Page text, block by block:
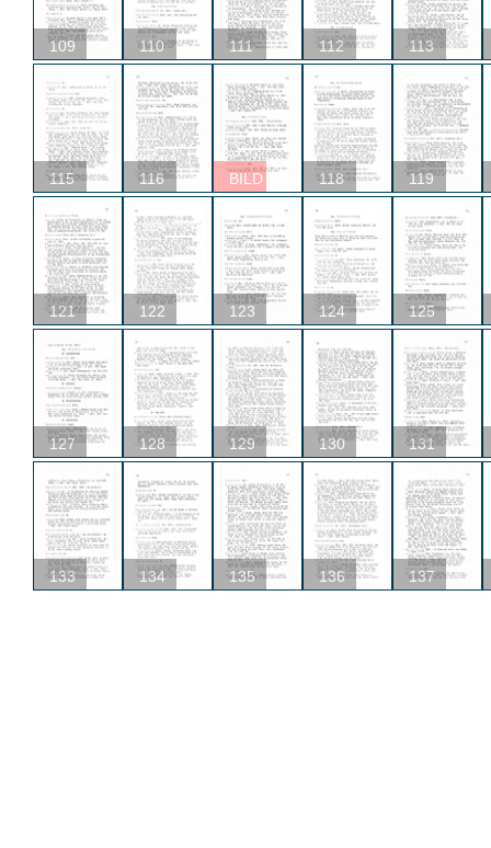
109 110 111 112 113
115 116 BILD 118 119
121 122 123 124 125
127 128 129 130 131
133 134 135 136 137